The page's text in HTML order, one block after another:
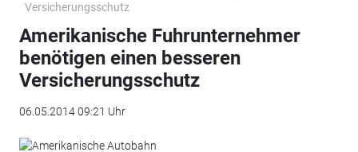
Versicherungsschutz
Amerikanische Fuhrunternehmer
benötigen einen besseren
Versicherungsschutz
06.05.2014 09:21 Uhr